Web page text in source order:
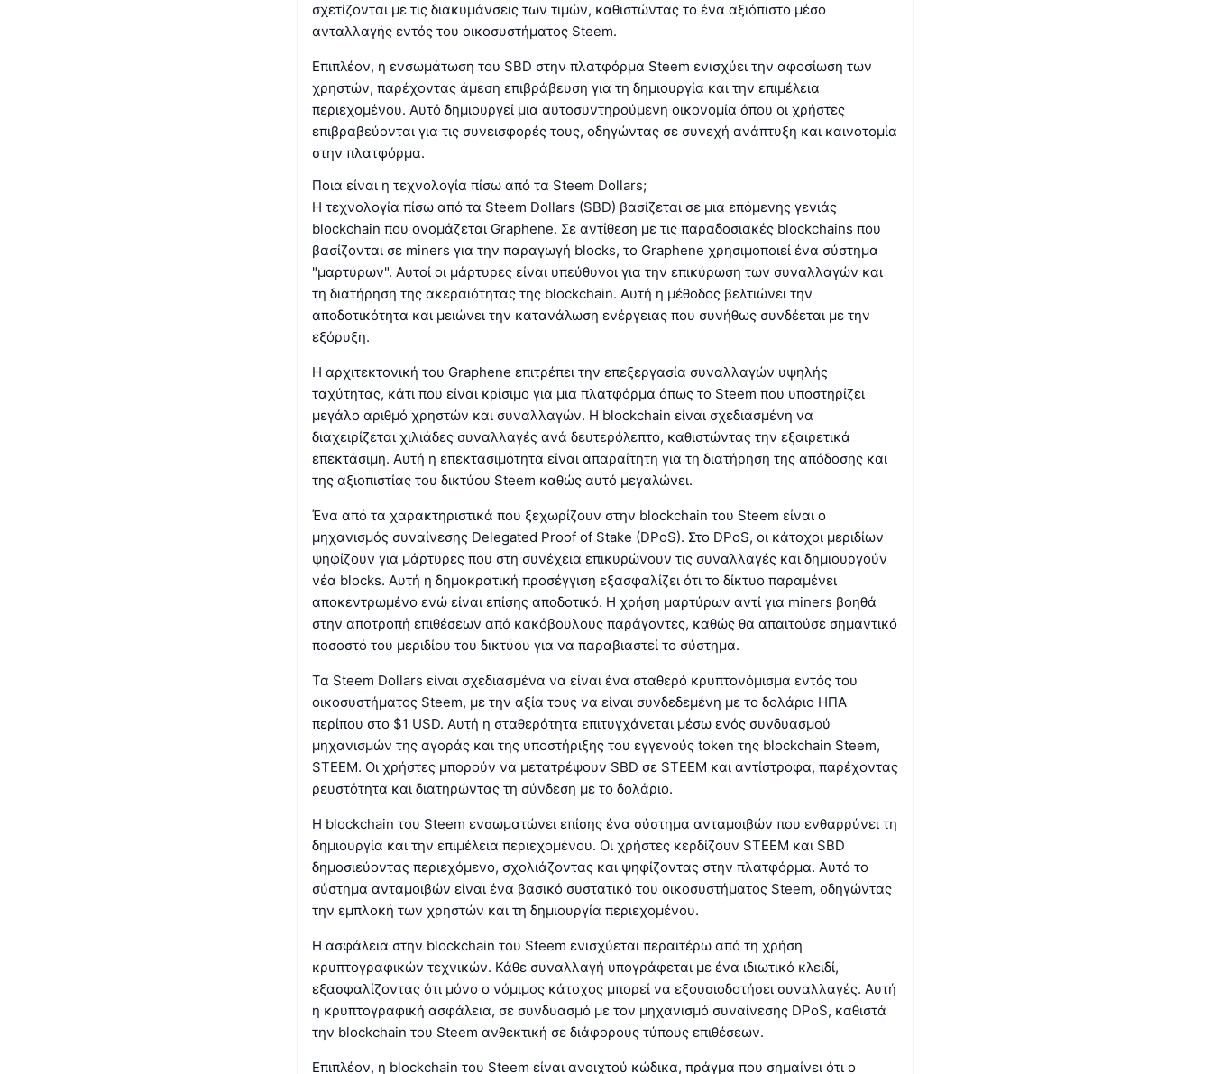
σχετίζονται με τις διακυμάνσεις των τιμών, καθιστώντας το ένα αξιόπιστο μέσο
ανταλλαγής εντός του οικοσυστήματος Steem.
Επιπλέον, η ενσωμάτωση του SBD στην πλατφόρμα Steem ενισχύει την αφοσίωση των
χρηστών, παρέχοντας άμεση επιβράβευση για τη δημιουργία και την επιμέλεια
περιεχομένου. Αυτό δημιουργεί μια αυτοσυντηρούμενη οικονομία όπου οι χρήστες
επιβραβεύονται για τις συνεισφορές τους, οδηγώντας σε συνεχή ανάπτυξη και καινοτομία
στην πλατφόρμα.
Ποια είναι η τεχνολογία πίσω από τα Steem Dollars;
Η τεχνολογία πίσω από τα Steem Dollars (SBD) βασίζεται σε μια επόμενης γενιάς
blockchain που ονομάζεται Graphene. Σε αντίθεση με τις παραδοσιακές blockchains που
βασίζονται σε miners για την παραγωγή blocks, το Graphene χρησιμοποιεί ένα σύστημα
"μαρτύρων". Αυτοί οι μάρτυρες είναι υπεύθυνοι για την επικύρωση των συναλλαγών και
τη διατήρηση της ακεραιότητας της blockchain. Αυτή η μέθοδος βελτιώνει την
αποδοτικότητα και μειώνει την κατανάλωση ενέργειας που συνήθως συνδέεται με την
εξόρυξη.
Η αρχιτεκτονική του Graphene επιτρέπει την επεξεργασία συναλλαγών υψηλής
ταχύτητας, κάτι που είναι κρίσιμο για μια πλατφόρμα όπως το Steem που υποστηρίζει
μεγάλο αριθμό χρηστών και συναλλαγών. Η blockchain είναι σχεδιασμένη να
διαχειρίζεται χιλιάδες συναλλαγές ανά δευτερόλεπτο, καθιστώντας την εξαιρετικά
επεκτάσιμη. Αυτή η επεκτασιμότητα είναι απαραίτητη για τη διατήρηση της απόδοσης και
της αξιοπιστίας του δικτύου Steem καθώς αυτό μεγαλώνει.
Ένα από τα χαρακτηριστικά που ξεχωρίζουν στην blockchain του Steem είναι ο
μηχανισμός συναίνεσης Delegated Proof of Stake (DPoS). Στο DPoS, οι κάτοχοι μεριδίων
ψηφίζουν για μάρτυρες που στη συνέχεια επικυρώνουν τις συναλλαγές και δημιουργούν
νέα blocks. Αυτή η δημοκρατική προσέγγιση εξασφαλίζει ότι το δίκτυο παραμένει
αποκεντρωμένο ενώ είναι επίσης αποδοτικό. Η χρήση μαρτύρων αντί για miners βοηθά
στην αποτροπή επιθέσεων από κακόβουλους παράγοντες, καθώς θα απαιτούσε σημαντικό
ποσοστό του μεριδίου του δικτύου για να παραβιαστεί το σύστημα.
Τα Steem Dollars είναι σχεδιασμένα να είναι ένα σταθερό κρυπτονόμισμα εντός του
οικοσυστήματος Steem, με την αξία τους να είναι συνδεδεμένη με το δολάριο ΗΠΑ
περίπου στο $1 USD. Αυτή η σταθερότητα επιτυγχάνεται μέσω ενός συνδυασμού
μηχανισμών της αγοράς και της υποστήριξης του εγγενούς token της blockchain Steem,
STEEM. Οι χρήστες μπορούν να μετατρέψουν SBD σε STEEM και αντίστροφα, παρέχοντας
ρευστότητα και διατηρώντας τη σύνδεση με το δολάριο.
Η blockchain του Steem ενσωματώνει επίσης ένα σύστημα ανταμοιβών που ενθαρρύνει τη
δημιουργία και την επιμέλεια περιεχομένου. Οι χρήστες κερδίζουν STEEM και SBD
δημοσιεύοντας περιεχόμενο, σχολιάζοντας και ψηφίζοντας στην πλατφόρμα. Αυτό το
σύστημα ανταμοιβών είναι ένα βασικό συστατικό του οικοσυστήματος Steem, οδηγώντας
την εμπλοκή των χρηστών και τη δημιουργία περιεχομένου.
Η ασφάλεια στην blockchain του Steem ενισχύεται περαιτέρω από τη χρήση
κρυπτογραφικών τεχνικών. Κάθε συναλλαγή υπογράφεται με ένα ιδιωτικό κλειδί,
εξασφαλίζοντας ότι μόνο ο νόμιμος κάτοχος μπορεί να εξουσιοδοτήσει συναλλαγές. Αυτή
η κρυπτογραφική ασφάλεια, σε συνδυασμό με τον μηχανισμό συναίνεσης DPoS, καθιστά
την blockchain του Steem ανθεκτική σε διάφορους τύπους επιθέσεων.
Επιπλέον, η blockchain του Steem είναι ανοιχτού κώδικα, πράγμα που σημαίνει ότι ο